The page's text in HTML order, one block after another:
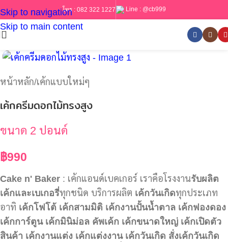
Skip to navigation
Skip to main content
โทร : 082 322 1227 Line : @cb999
หน้าหลัก/เค้กแบบใหม่ๆ
เค้กครีมดอกไม้ทรงสูง
ขนาด 2 ปอนด์
฿990
Cake n' Baker : เค้กแอนด์เบคเกอร์ เราคือโรงงานรับผลิต
เค้กและเบเกอรี่ทุกชนิด บริการผลิต เค้กวันเกิดทุกประเภท
อาทิ เค้กโฟโต้ เค้กสามมิติ เค้กงานปั้นน้ำตาล เค้กฟองดอง
เค้กการ์ตูน เค้กมินิม่อล คัพเค้ก เค้กขนาดใหญ่ เค้กเปิดตัว
สินค้า เค้กงานแต่ง เค้กแต่งงาน เค้กวันเกิด สั่งเค้กวันเกิด